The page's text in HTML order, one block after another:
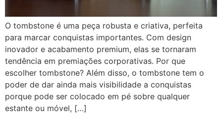
O tombstone é uma peça robusta e criativa, perfeita
para marcar conquistas importantes. Com design
inovador e acabamento premium, elas se tornaram
tendência em premiações corporativas. Por que
escolher tombstone? Além disso, o tombstone tem o
poder de dar ainda mais visibilidade a conquistas
porque pode ser colocado em pé sobre qualquer
estante ou móvel, […]